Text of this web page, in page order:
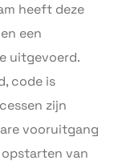
heeft deze
een
uitgevoerd.
code is
zijn
vooruitgang
van